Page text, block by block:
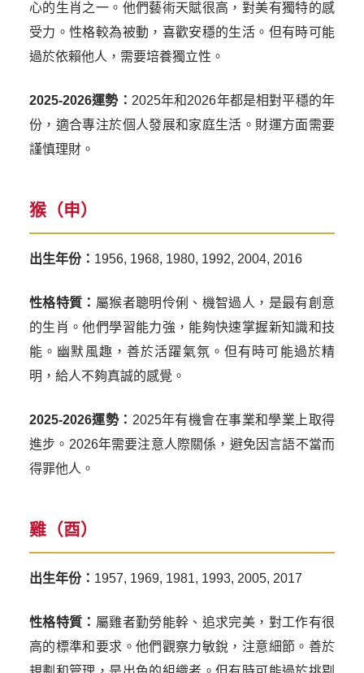
心的生肖之一。他們藝術天賦很高，對美有獨特的感
受力。性格較為被動，喜歡安穩的生活。但有時可能
過於依賴他人，需要培養獨立性。
2025-2026運勢： 2025年和2026年都是相對平穩的年
份，適合專注於個人發展和家庭生活。財運方面需要
謹慎理財。
猴（申）
出生年份： 1956, 1968, 1980, 1992, 2004, 2016
性格特質： 屬猴者聰明伶俐、機智過人，是最有創意
的生肖。他們學習能力強，能夠快速掌握新知識和技
能。幽默風趣，善於活躍氣氛。但有時可能過於精
明，給人不夠真誠的感覺。
2025-2026運勢： 2025年有機會在事業和學業上取得
進步。2026年需要注意人際關係，避免因言語不當而
得罪他人。
雞（酉）
出生年份： 1957, 1969, 1981, 1993, 2005, 2017
性格特質： 屬雞者勤勞能幹、追求完美，對工作有很
高的標準和要求。他們觀察力敏銳，注意細節。善於